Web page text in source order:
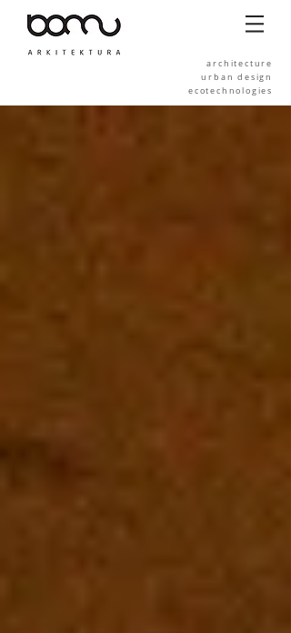
architecture
urban design
ecotechnologies